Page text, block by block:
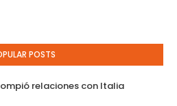
POSTS
relaciones con Italia